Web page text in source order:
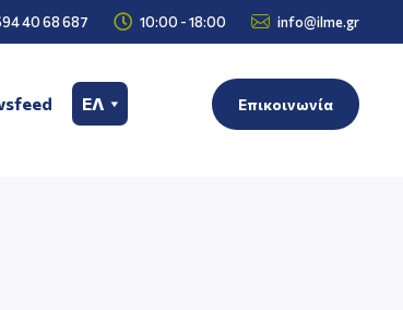
40 68 687  10:00 - 18:00  info@ilme.gr
ΕΛ Επικοινωνία